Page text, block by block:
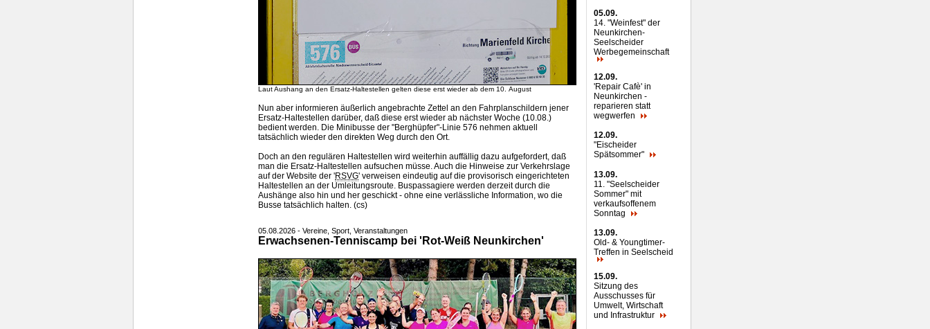
Laut Aushang an den Ersatz-Haltestellen gelten diese erst wieder ab dem 10. August
Nun aber informieren äußerlich angebrachte Zettel an den Fahrplanschildern jener
Ersatz-Haltestellen darüber, daß diese erst wieder ab nächster Woche (10.08.)
bedient werden. Die Minibusse der "Berghüpfer"-Linie 576 nehmen aktuell
tatsächlich wieder den direkten Weg durch den Ort.
Doch an den regulären Haltestellen wird weiterhin auffällig dazu aufgefordert, daß
man die Ersatz-Haltestellen aufsuchen müsse. Auch die Hinweise zur Verkehrslage
auf der Website der 'RSVG' verweisen eindeutig auf die provisorisch eingerichteten
Haltestellen an der Umleitungsroute. Buspassagiere werden derzeit durch die
Aushänge also hin und her geschickt - ohne eine verlässliche Information, wo die
Busse tatsächlich halten. (cs)
05.08.2026 - Vereine, Sport, Veranstaltungen
Erwachsenen-Tenniscamp bei 'Rot-Weiß Neunkirchen'
05.09.
14. "Weinfest" der
Neunkirchen-
Seelscheider
Werbegemeinschaft
12.09.
'Repair Cafè' in
Neunkirchen -
reparieren statt
wegwerfen
12.09.
"Eischeider
Spätsommer"
13.09.
11. "Seelscheider
Sommer" mit
verkaufsoffenem
Sonntag
13.09.
Old- & Youngtimer-
Treffen in Seelscheid
15.09.
Sitzung des
Ausschusses für
Umwelt, Wirtschaft
und Infrastruktur